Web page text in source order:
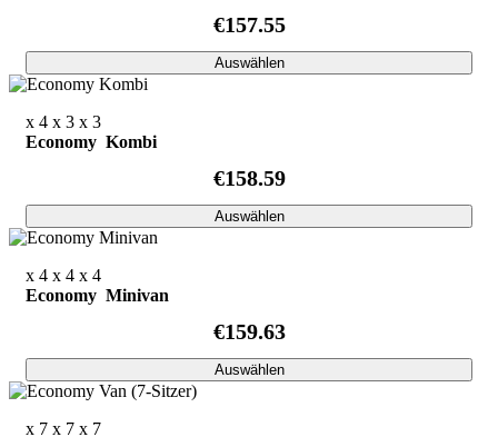
€157.55
Auswählen
x 4 x 3 x 3
Economy Kombi
€158.59
Auswählen
x 4 x 4 x 4
Economy Minivan
€159.63
Auswählen
x 7 x 7 x 7